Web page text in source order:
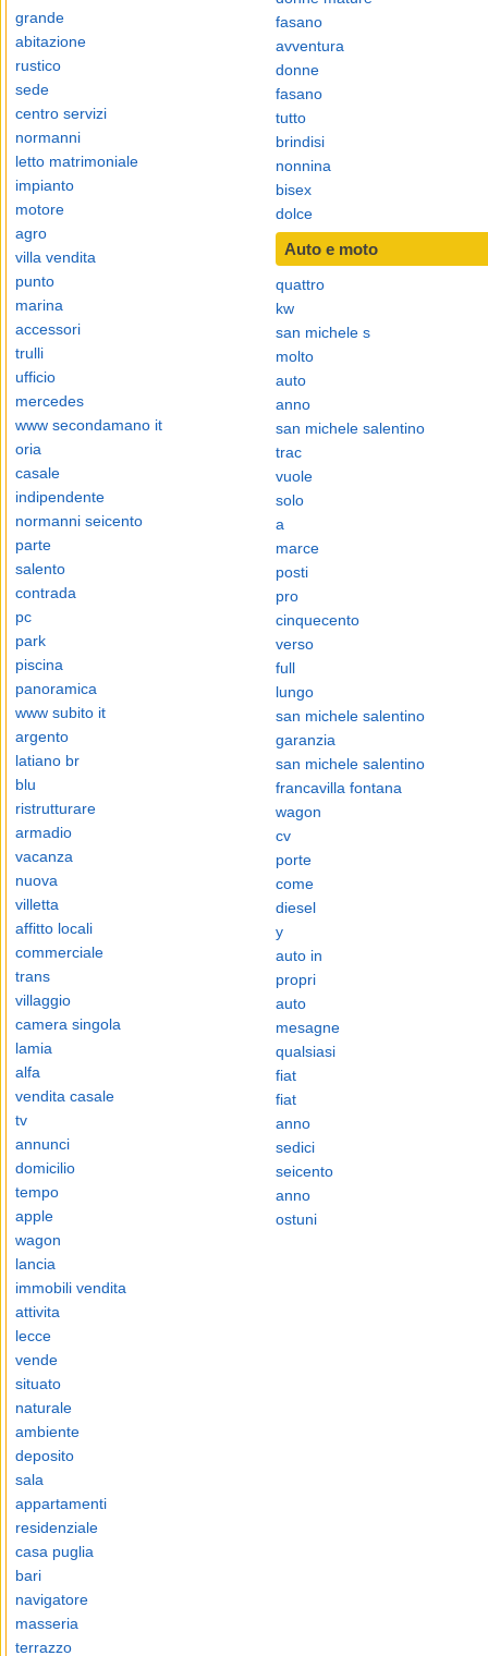
grande
abitazione
rustico
sede
centro servizi
normanni
letto matrimoniale
impianto
motore
agro
villa vendita
punto
marina
accessori
trulli
ufficio
mercedes
www secondamano it
oria
casale
indipendente
normanni seicento
parte
salento
contrada
pc
park
piscina
panoramica
www subito it
argento
latiano br
blu
ristrutturare
armadio
vacanza
nuova
villetta
affitto locali
commerciale
trans
villaggio
camera singola
lamia
alfa
vendita casale
tv
annunci
domicilio
tempo
apple
wagon
lancia
immobili vendita
attivita
lecce
vende
situato
naturale
ambiente
deposito
sala
appartamenti
residenziale
casa puglia
bari
navigatore
masseria
terrazzo
fasano
avventura
donne
fasano
tutto
brindisi
nonnina
bisex
dolce
Auto e moto
quattro
kw
san michele s
molto
auto
anno
san michele salentino
trac
vuole
solo
a
marce
posti
pro
cinquecento
verso
full
lungo
san michele salentino
garanzia
san michele salentino
francavilla fontana
wagon
cv
porte
come
diesel
y
auto in
propri
auto
mesagne
qualsiasi
fiat
fiat
anno
sedici
seicento
anno
ostuni